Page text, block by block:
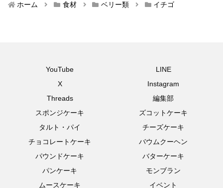
ホーム 食材 ベリー類 イチゴ
YouTube
LINE
X
Instagram
Threads
編集部
スポンジケーキ
ズコットケーキ
タルト・パイ
チーズケーキ
チョコレートケーキ
バウムクーヘン
パウンドケーキ
バターケーキ
パンケーキ
モンブラン
ムースケーキ
イベント